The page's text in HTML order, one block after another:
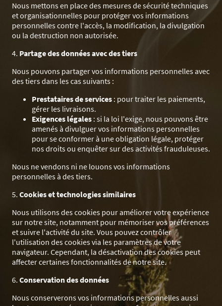
Nous mettons en place des mesures de sécurité techniques
et organisationnelles pour protéger vos informations
personnelles contre l'accès, la modification, la divulgation
ou la destruction non autorisée.
4. Partage des données avec des tiers
Nous pouvons partager vos informations personnelles avec
des tiers dans les cas suivants :
Prestataires de services : pour traiter les paiements,
gérer les livraisons.
Exigences légales : si la loi l'exige, nous pouvons être
amenés à divulguer vos informations personnelles
pour se conformer à une obligation légale, protéger
nos droits ou enquêter sur des activités frauduleuses.
Nous ne vendons ni ne louons vos informations
personnelles à des tiers.
5. Cookies et technologies similaires
Nous utilisons des cookies pour améliorer votre expérience
sur notre site, notamment pour mémoriser vos préférences
et suivre l'activité du site. Vous pouvez contrôler
l'utilisation des cookies via les paramètres de votre
navigateur. Cependant, la désactivation des cookies peut
affecter certaines fonctionnalités de notre site.
6. Conservation des données
Nous conserverons vos informations personnelles aussi